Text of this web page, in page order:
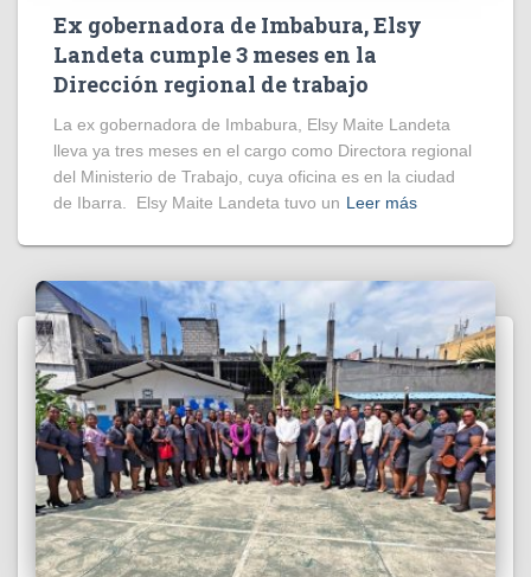
Ex gobernadora de Imbabura, Elsy
Landeta cumple 3 meses en la
Dirección regional de trabajo
La ex gobernadora de Imbabura, Elsy Maite Landeta
lleva ya tres meses en el cargo como Directora regional
del Ministerio de Trabajo, cuya oficina es en la ciudad
de Ibarra. Elsy Maite Landeta tuvo un Leer más